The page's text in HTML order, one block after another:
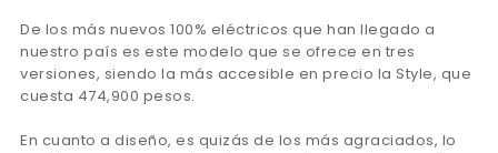
De los más nuevos 100% eléctricos que han llegado a
nuestro país es este modelo que se ofrece en tres
versiones, siendo la más accesible en precio la Style, que
cuesta 474,900 pesos.
En cuanto a diseño, es quizás de los más agraciados, lo